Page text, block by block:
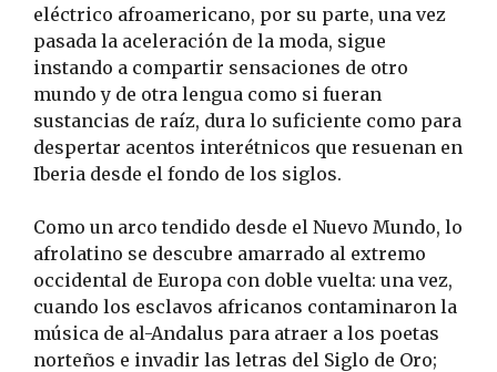
eléctrico afroamericano, por su parte, una vez
pasada la aceleración de la moda, sigue
instando a compartir sensaciones de otro
mundo y de otra lengua como si fueran
sustancias de raíz, dura lo suficiente como para
despertar acentos interétnicos que resuenan en
Iberia desde el fondo de los siglos.
Como un arco tendido desde el Nuevo Mundo, lo
afrolatino se descubre amarrado al extremo
occidental de Europa con doble vuelta: una vez,
cuando los esclavos africanos contaminaron la
música de al-Andalus para atraer a los poetas
norteños e invadir las letras del Siglo de Oro;